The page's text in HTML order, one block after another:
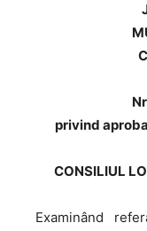
privind
CONSILIUL
Examinând